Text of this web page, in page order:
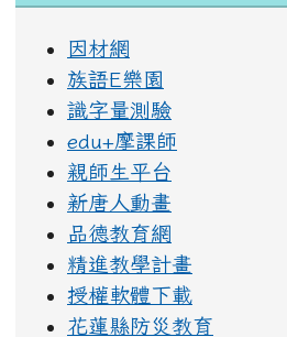
因材網
族語E樂園
識字量測驗
edu+摩課師
親師生平台
新唐人動畫
品德教育網
精進教學計畫
授權軟體下載
花蓮縣防災教育